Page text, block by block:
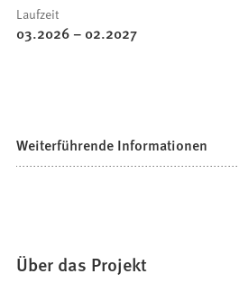
Laufzeit
03.2026– 02.2027
Weiterführende Informationen
Über das Projekt